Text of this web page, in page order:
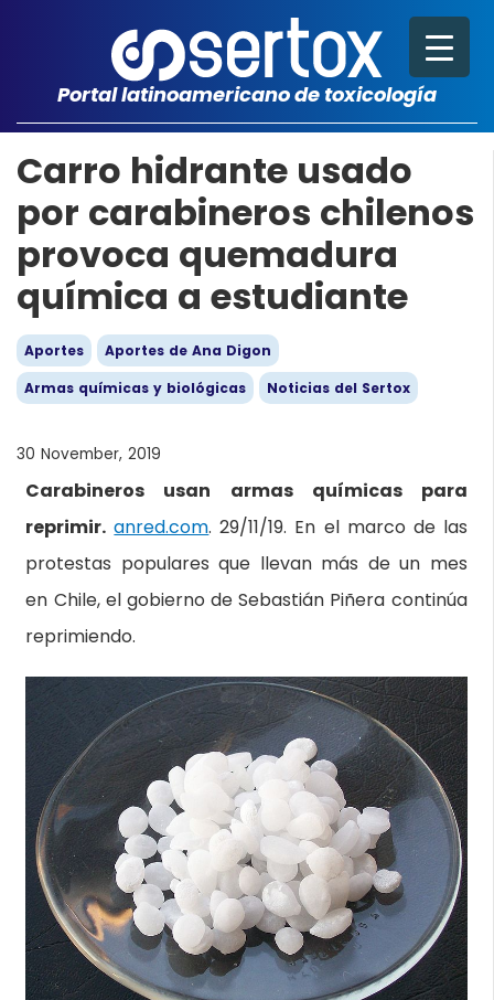
Portal latinoamericano de toxicología
Carro hidrante usado
por carabineros chilenos
provoca quemadura
química a estudiante
Aportes
Aportes de Ana Digon
Armas químicas y biológicas
Noticias del Sertox
30 November, 2019
Carabineros usan armas químicas para
reprimir. anred.com. 29/11/19. En el marco de las
protestas populares que llevan más de un mes
en Chile, el gobierno de Sebastián Piñera continúa
reprimiendo.